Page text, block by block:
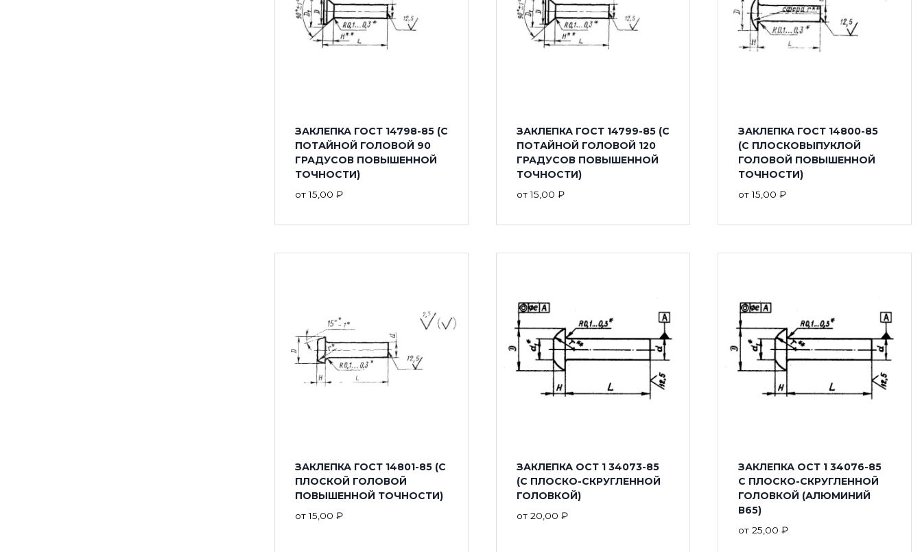
ЗАКЛЕПКА ГОСТ 14798-85 (С
ПОТАЙНОЙ ГОЛОВОЙ 90
ГРАДУСОВ ПОВЫШЕННОЙ
ТОЧНОСТИ)
от15,00 ₽
ЗАКЛЕПКА ГОСТ 14799-85 (С
ПОТАЙНОЙ ГОЛОВОЙ 120
ГРАДУСОВ ПОВЫШЕННОЙ
ТОЧНОСТИ)
от15,00 ₽
ЗАКЛЕПКА ГОСТ 14800-85
(С ПЛОСКОВЫПУКЛОЙ
ГОЛОВОЙ ПОВЫШЕННОЙ
ТОЧНОСТИ)
от15,00 ₽
ЗАКЛЕПКА ГОСТ 14801-85 (С
ПЛОСКОЙ ГОЛОВОЙ
ПОВЫШЕННОЙ ТОЧНОСТИ)
от15,00 ₽
ЗАКЛЕПКА ОСТ 1 34073-85
(С ПЛОСКО-СКРУГЛЕННОЙ
ГОЛОВКОЙ)
от 20,00 ₽
ЗАКЛЕПКА ОСТ 1 34076-85
С ПЛОСКО-СКРУГЛЕННОЙ
ГОЛОВКОЙ (АЛЮМИНИЙ
В65)
от 25,00 ₽